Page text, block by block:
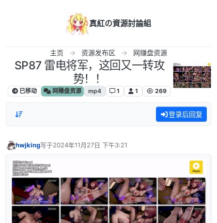
真紅の資源討論組
主页 资源发布区 网赚盘资源
SP87 雷电将军，这回又一转攻
势！！
已移动 网赚盘资源 mp4 1 1 269
登录后回复
hwjking写于2024年11月27日 下午3:21
最后由 编辑